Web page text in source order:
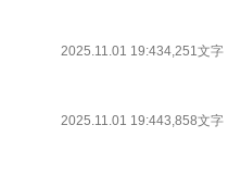
2025.11.01 19:434,251文字
2025.11.01 19:443,858文字